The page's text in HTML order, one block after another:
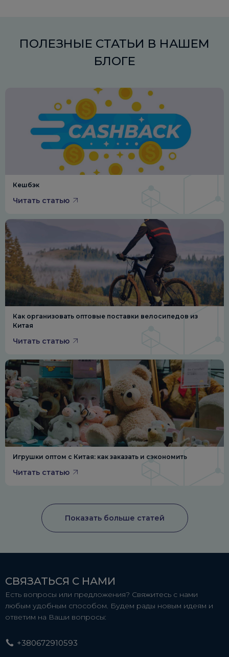
ПОЛЕЗНЫЕ СТАТЬИ В НАШЕМ
БЛОГЕ
Кешбэк
Читать статью
Как организовать оптовые поставки велосипедов из
Китая
Читать статью
Игрушки оптом с Китая: как заказать и сэкономить
Читать статью
Показать больше статей
СВЯЗАТЬСЯ С НАМИ
Есть вопросы или предложения? Свяжитесь с нами
любым удобным способом. Будем рады новым идеям и
ответим на Ваши вопросы:
+380672910593